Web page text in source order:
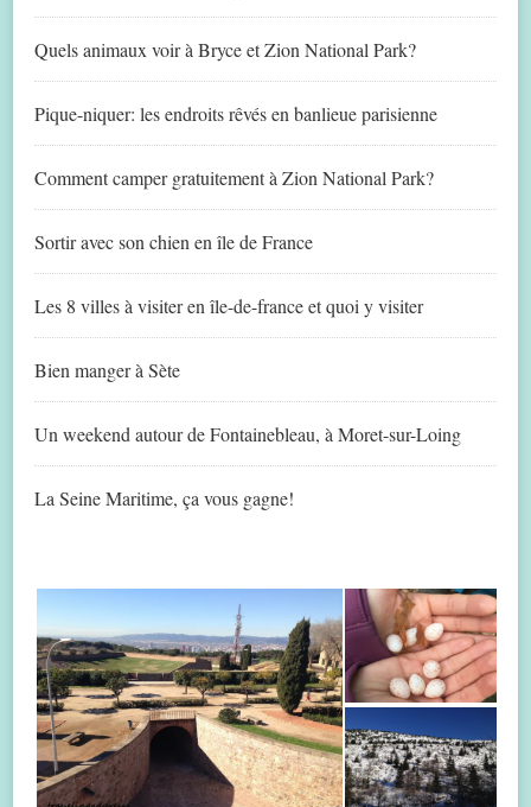
Quels animaux voir à Bryce et Zion National Park?
Pique-niquer: les endroits rêvés en banlieue parisienne
Comment camper gratuitement à Zion National Park?
Sortir avec son chien en île de France
Les 8 villes à visiter en île-de-france et quoi y visiter
Bien manger à Sète
Un weekend autour de Fontainebleau, à Moret-sur-Loing
La Seine Maritime, ça vous gagne!